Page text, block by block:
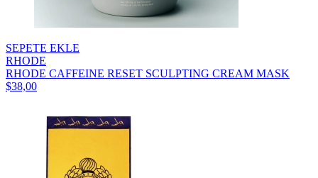
SEPETE EKLE
RHODE
RHODE CAFFEINE RESET SCULPTING CREAM MASK
$38,00